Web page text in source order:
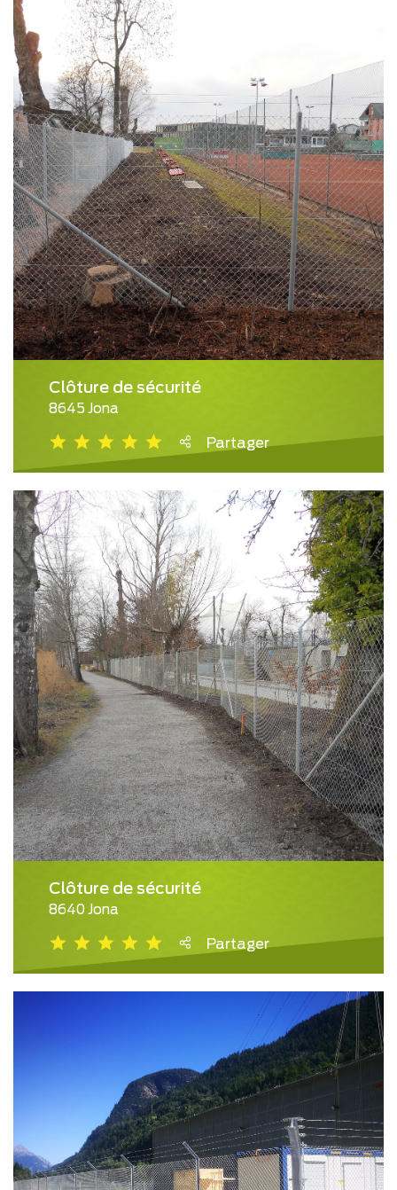
Clôture de sécurité
8645 Jona
Partager
Clôture de sécurité
8640 Jona
Partager